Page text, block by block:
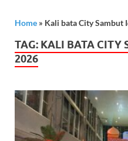
Home » Kali bata City Sambut
TAG: KALI BATA CITY
2026